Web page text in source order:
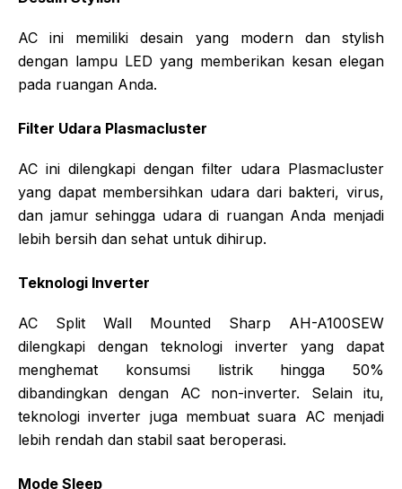
AC ini memiliki desain yang modern dan stylish
dengan lampu LED yang memberikan kesan elegan
pada ruangan Anda.
Filter Udara Plasmacluster
AC ini dilengkapi dengan filter udara Plasmacluster
yang dapat membersihkan udara dari bakteri, virus,
dan jamur sehingga udara di ruangan Anda menjadi
lebih bersih dan sehat untuk dihirup.
Teknologi Inverter
AC Split Wall Mounted Sharp AH-A100SEW
dilengkapi dengan teknologi inverter yang dapat
menghemat konsumsi listrik hingga 50%
dibandingkan dengan AC non-inverter. Selain itu,
teknologi inverter juga membuat suara AC menjadi
lebih rendah dan stabil saat beroperasi.
Mode Sleep